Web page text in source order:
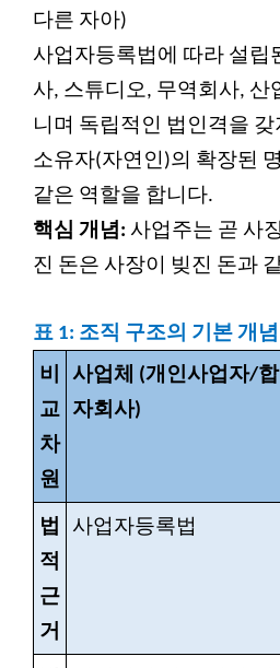
다른 자아)
사업자등록법에 따라 설립
사, 스튜디오, 무역회사, 산
니며 독립적인 법인격을
소유자(자연인)의 확장된
같은 역할을 합니다.
핵심 개념: 사업주는 곧 사
진 돈은 사장이 빚진 돈과
표 1: 조직 구조의 기본 개
비
교
차
원
사업체 (개인사업자/합
자회사)
법
적
근
거
사업자등록법